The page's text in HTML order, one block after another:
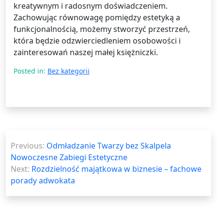
kreatywnym i radosnym doświadczeniem.
Zachowując równowagę pomiędzy estetyką a
funkcjonalnością, możemy stworzyć przestrzeń,
która będzie odzwierciedleniem osobowości i
zainteresowań naszej małej księżniczki.
Posted in: Bez kategorii
wpisu
Previous: Odmładzanie Twarzy bez Skalpela
Nowoczesne Zabiegi Estetyczne
Next: Rozdzielność majątkowa w biznesie – fachowe
porady adwokata